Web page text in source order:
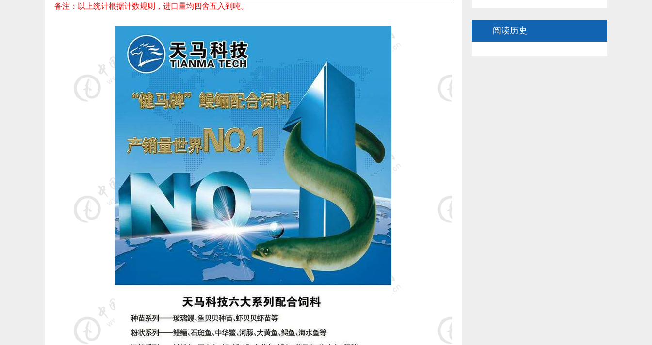
5.福建省星建水产养殖有限公司(陈寿惠)捐赠15000元:
7.连江县贵安龙山鳗鱼养殖公司(阙院生)捐赠1.5万元:
8.连江潘渡乡创新水产养殖场（阙院生）捐赠1万元:
备注：以上统计根据计数规则，进口量均四舍五入到吨。
阅读历史